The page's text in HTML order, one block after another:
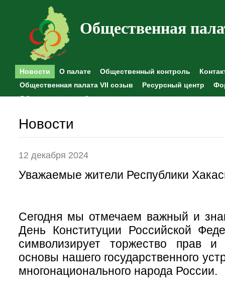
Общественная
Новости О палате Общественный контроль
Общественная палата VII созыв
Ресурсный центр
Общественные наблюдения
Новости
12 декабря 2024
Уважаемые жители Республики
Сегодня мы отмечаем важный и
День Конституции Российской
символизирует торжество прав и
основы нашего государственного
многонационального народа России.